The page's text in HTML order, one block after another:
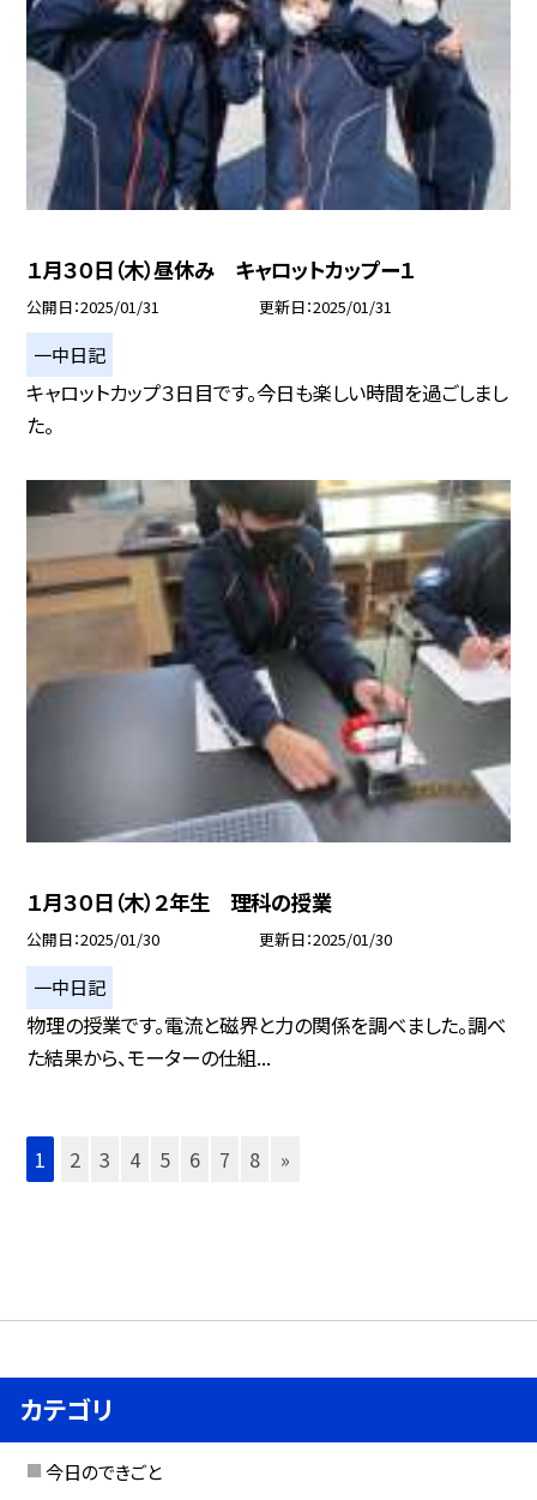
１月３０日（木）昼休み キャロットカップー１
公開日 2025/01/31 更新日 2025/01/31
一中日記
キャロットカップ３日目です。今日も楽しい時間を過ごしまし
た。
１月３０日（木）２年生 理科の授業
公開日 2025/01/30 更新日 2025/01/30
一中日記
物理の授業です。電流と磁界と力の関係を調べました。調べ
た結果から、モーターの仕組...
1 2 3 4 5 6 7 8 »
カテゴリ
今日のできごと